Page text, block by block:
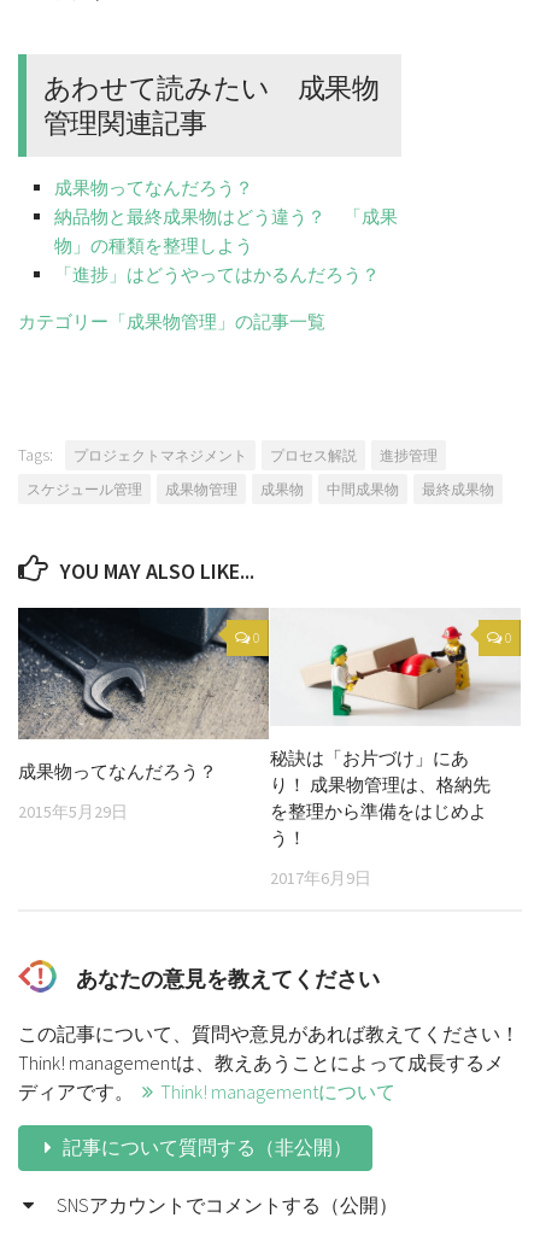
あわせて読みたい 成果物
管理関連記事
成果物ってなんだろう？
納品物と最終成果物はどう違う？ 「成果
物」の種類を整理しよう
「進捗」はどうやってはかるんだろう？
カテゴリー「成果物管理」の記事一覧
Tags: プロジェクトマネジメント プロセス解説
進捗管理
スケジュール管理
成果物管理 成果物 中間成果物 最終成果物
YOU MAY ALSO LIKE...
0
成果物ってなんだろう？
2015年5月29日
0
秘訣は「お片づけ」にあ
り！ 成果物管理は、格納先
を整理から準備をはじめよ
う！
2017年6月9日
あなたの意見を教えてください
この記事について、質問や意見があれば教えてください！
Think! managementは、教えあうことによって成長するメ
ディアです。
Think! managementについて
記事について質問する（非公開）
SNSアカウントでコメントする（公開）